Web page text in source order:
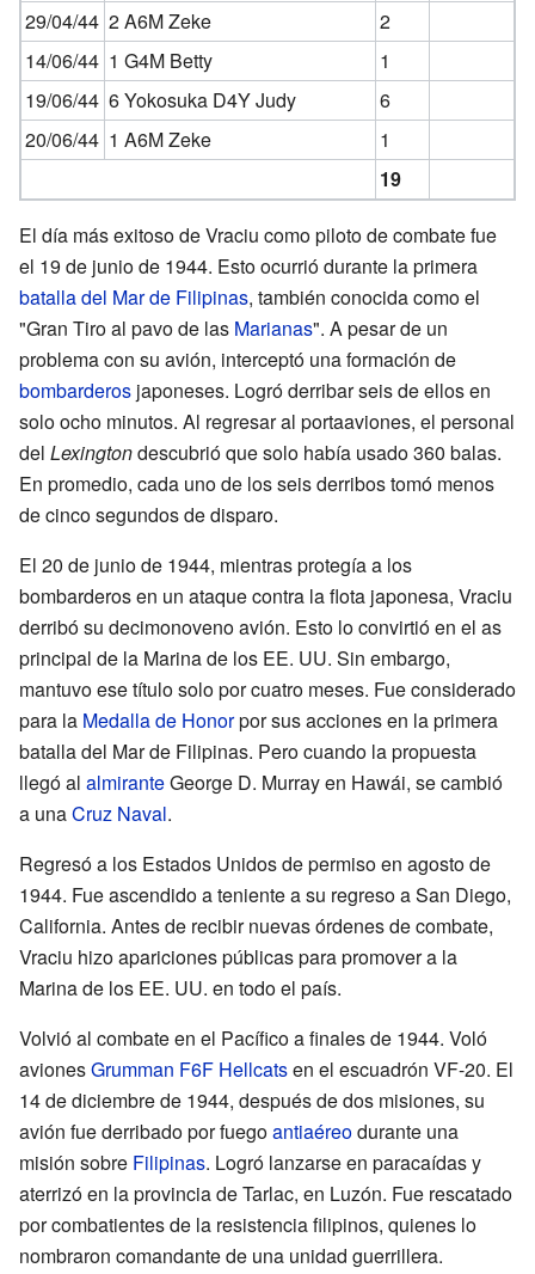
29/04/44 2 A6M Zeke
2
14/06/44 1 G4M Betty
1
19/06/44 6 Yokosuka D4Y Judy
6
20/06/44 1 A6M Zeke
1
19
El día más exitoso de Vraciu como piloto de combate fue
el 19 de junio de 1944. Esto ocurrió durante la primera
batalla del Mar de Filipinas, también conocida como el
"Gran Tiro al pavo de las Marianas". A pesar de un
problema con su avión, interceptó una formación de
bombarderos japoneses. Logró derribar seis de ellos en
solo ocho minutos. Al regresar al portaaviones, el personal
del Lexingtondescubrió que solo había usado 360 balas.
En promedio, cada uno de los seis derribos tomó menos
de cinco segundos de disparo.
El 20 de junio de 1944, mientras protegía a los
bombarderos en un ataque contra la flota japonesa, Vraciu
derribó su decimonoveno avión. Esto lo convirtió en el as
principal de la Marina de los EE. UU. Sin embargo,
mantuvo ese título solo por cuatro meses. Fue considerado
para la Medalla de Honorpor sus acciones en la primera
batalla del Mar de Filipinas. Pero cuando la propuesta
llegó al almiranteGeorge D. Murray en Hawái, se cambió
a unaCruz Naval.
Regresó a los Estados Unidos de permiso en agosto de
1944. Fue ascendido a teniente a su regreso a San Diego,
California. Antes de recibir nuevas órdenes de combate,
Vraciu hizo apariciones públicas para promover a la
Marina de los EE. UU. en todo el país.
Volvió al combate en el Pacífico a finales de 1944. Voló
avionesGrumman F6F Hellcatsen el escuadrón VF-20. El
14 de diciembre de 1944, después de dos misiones, su
avión fue derribado por fuegoantiaéreodurante una
misión sobre Filipinas. Logró lanzarse en paracaídas y
aterrizó en la provincia de Tarlac, en Luzón. Fue rescatado
por combatientes de la resistencia filipinos, quienes lo
nombraron comandante de una unidad guerrillera.